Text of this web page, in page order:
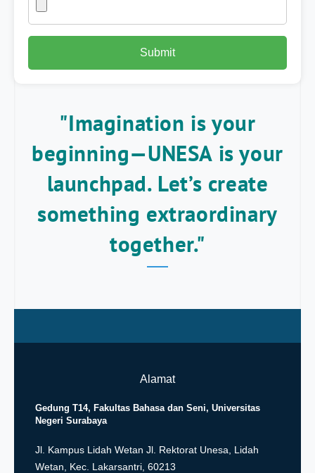
"Imagination is your
beginning—UNESA is your
launchpad. Let’s create
something extraordinary
together."
Alamat
Gedung T14, Fakultas Bahasa dan Seni, Universitas
Negeri Surabaya
Jl. Kampus Lidah Wetan Jl. Rektorat Unesa, Lidah
Wetan, Kec. Lakarsantri, 60213